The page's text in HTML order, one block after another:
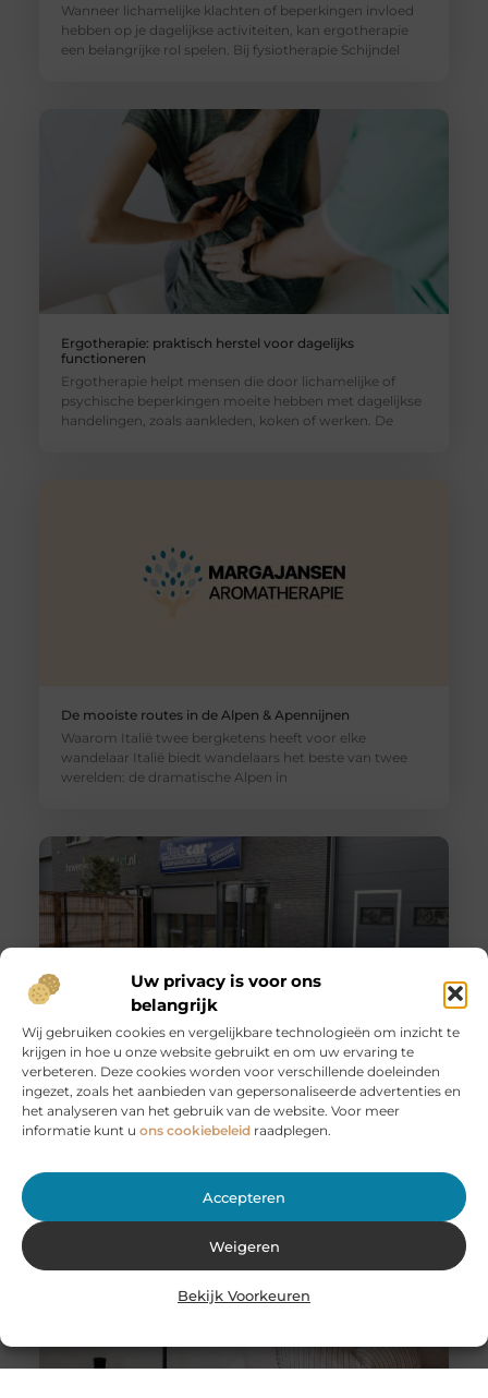
Uw privacy is voor ons
belangrijk
Wij gebruiken cookies en vergelijkbare technologieën om inzicht te
krijgen in hoe u onze website gebruikt en om uw ervaring te
verbeteren. Deze cookies worden voor verschillende doeleinden
ingezet, zoals het aanbieden van gepersonaliseerde advertenties en
het analyseren van het gebruik van de website. Voor meer
informatie kunt u ons cookiebeleid raadplegen.
Accepteren
Weigeren
Bekijk Voorkeuren
Wanneer lichamelijke klachten of beperkingen invloed
hebben op je dagelijkse activiteiten, kan ergotherapie
een belangrijke rol spelen. Bij fysiotherapie Schijndel
Ergotherapie: praktisch herstel voor dagelijks
functioneren
Ergotherapie helpt mensen die door lichamelijke of
psychische beperkingen moeite hebben met dagelijkse
handelingen, zoals aankleden, koken of werken. De
De mooiste routes in de Alpen & Apennijnen
Waarom Italië twee bergketens heeft voor elke
wandelaar Italië biedt wandelaars het beste van twee
werelden: de dramatische Alpen in
Huur een aanhanger of autoambulance bij JobCar –
Voor elk vervoer de juiste oplossing
Bij JobCar in Etten-Leur bent u aan het juiste adres voor
het huren van aanhangers en autoambulances. Of u nu